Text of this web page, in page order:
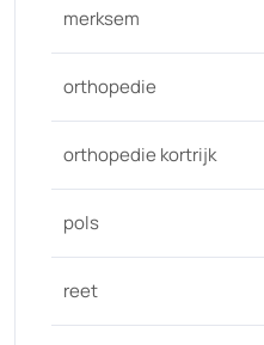
merksem
orthopedie
orthopedie kortrijk
pols
reet